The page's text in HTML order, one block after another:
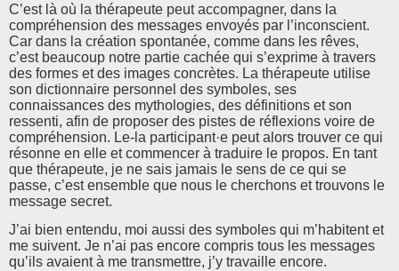
C’est là où la thérapeute peut accompagner, dans la
compréhension des messages envoyés par l’inconscient.
Car dans la création spontanée, comme dans les rêves,
c’est beaucoup notre partie cachée qui s’exprime à travers
des formes et des images concrètes. La thérapeute utilise
son dictionnaire personnel des symboles, ses
connaissances des mythologies, des définitions et son
ressenti, afin de proposer des pistes de réflexions voire de
compréhension. Le-la participant·e peut alors trouver ce qui
résonne en elle et commencer à traduire le propos. En tant
que thérapeute, je ne sais jamais le sens de ce qui se
passe, c’est ensemble que nous le cherchons et trouvons le
message secret.
J’ai bien entendu, moi aussi des symboles qui m’habitent et
me suivent. Je n’ai pas encore compris tous les messages
qu’ils avaient à me transmettre, j’y travaille encore.